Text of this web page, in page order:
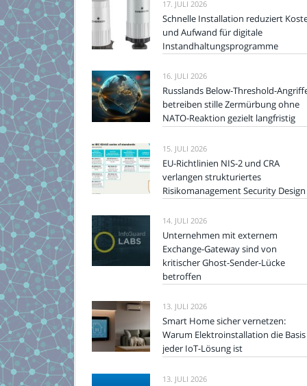
17. JULI 2026
Schnelle Installation reduziert
und Aufwand für digitale
Instandhaltungsprogramme
16. JULI 2026
Russlands Below-Threshold-
betreiben stille Zermürbung ohne
NATO-Reaktion gezielt langfristig
15. JULI 2026
EU-Richtlinien NIS-2 und CRA
verlangen strukturiertes
Risikomanagement Security Design
14. JULI 2026
Unternehmen mit externem
Exchange-Gateway sind von
kritischer Ghost-Sender-Lücke
betroffen
13. JULI 2026
Smart Home sicher vernetzen:
Warum Elektroinstallation die Basis
jeder IoT-Lösung ist
13. JULI 2026